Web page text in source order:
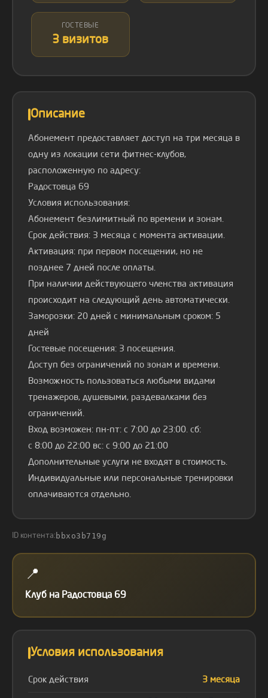
ГОСТЕВЫЕ
3 визитов
Описание
Абонемент предоставляет доступ на три месяца в
одну из локации сети фитнес-клубов,
расположенную по адресу:
Радостовца 69
Условия использования:
Абонемент безлимитный по времени и зонам.
Срок действия: 3 месяца с момента активации.
Активация: при первом посещении, но не
позднее 7 дней после оплаты.
При наличии действующего членства активация
происходит на следующий день автоматически.
Заморозки: 20 дней с минимальным сроком: 5
дней
Гостевые посещения: 3 посещения.
Доступ без ограничений по зонам и времени.
Возможность пользоваться любыми видами
тренажеров, душевыми, раздевалками без
ограничений.
Вход возможен: пн-пт: с 7:00 до 23:00. сб:
с 8:00 до 22:00 вс: с 9:00 до 21:00
Дополнительные услуги не входят в стоимость.
Индивидуальные или персональные тренировки
оплачиваются отдельно.
ID контента: bbxo3b719g
📍
Клуб на Радостовца 69
Условия использования
Срок действия 3 месяца